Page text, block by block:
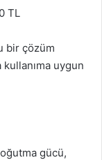
TL
bir çözüm
uygun
gücü,